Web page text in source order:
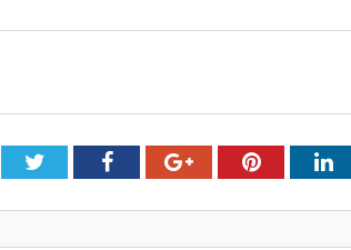
TwitterFacebookGoogle+Pinterest